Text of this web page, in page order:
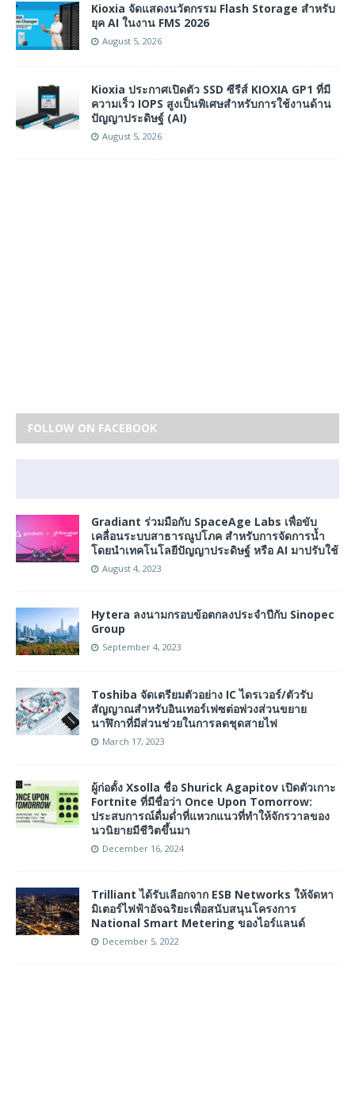
Kioxia จัดแสดงนวัตกรรม Flash Storage สำหรับ
ยุค AI ในงาน FMS 2026
August 5, 2026
Kioxia ประกาศเปิดตัว SSD ซีรีส์ KIOXIA GP1 ที่มี
ความเร็ว IOPS สูงเป็นพิเศษสำหรับการใช้งานด้าน
ปัญญาประดิษฐ์ (AI)
August 5, 2026
FOLLOW ON FACEBOOK
Gradiant ร่วมมือกับ SpaceAge Labs เพื่อขับ
เคลื่อนระบบสาธารณูปโภค สำหรับการจัดการน้ำ
โดยนำเทคโนโลยีปัญญาประดิษฐ์ หรือ AI มาปรับใช้
August 4, 2023
Hytera ลงนามกรอบข้อตกลงประจำปีกับ Sinopec
Group
September 4, 2023
Toshiba จัดเตรียมตัวอย่าง IC ไดรเวอร์/ตัวรับ
สัญญาณสำหรับอินเทอร์เฟซต่อพ่วงส่วนขยาย
นาฬิกาที่มีส่วนช่วยในการลดชุดสายไฟ
March 17, 2023
ผู้ก่อตั้ง Xsolla ชื่อ Shurick Agapitov เปิดตัวเกาะ
Fortnite ที่มีชื่อว่า Once Upon Tomorrow:
ประสบการณ์ดื่มด่ำที่แหวกแนวที่ทำให้จักรวาลของ
นวนิยายมีชีวิตขึ้นมา
December 16, 2024
Trilliant ได้รับเลือกจาก ESB Networks ให้จัดหา
มิเตอร์ไฟฟ้าอัจฉริยะเพื่อสนับสนุนโครงการ
National Smart Metering ของไอร์แลนด์
December 5, 2022